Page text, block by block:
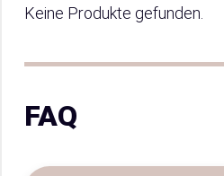
Keine Produkte gefunden.
FAQ